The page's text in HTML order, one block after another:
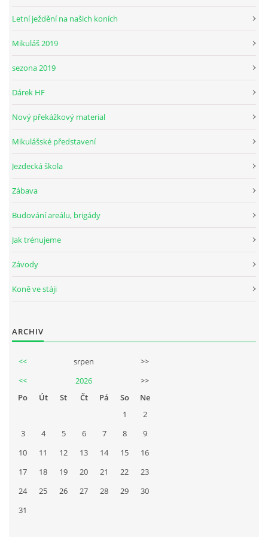
Letní ježdění na našich koních
Mikuláš 2019
sezona 2019
Dárek HF
Nový překážkový material
Mikulášské představení
Jezdecká škola
Zábava
Budování areálu, brigády
Jak trénujeme
Závody
Koně ve stáji
ARCHIV
<< srpen
>>
<<
2026
>>
Po
Út St Čt Pá So
Ne
1
2
3
4 5 6 7 8
9
10
11 12 13 14 15
16
17
18 19 20 21 22
23
24
25 26 27 28 29
30
31